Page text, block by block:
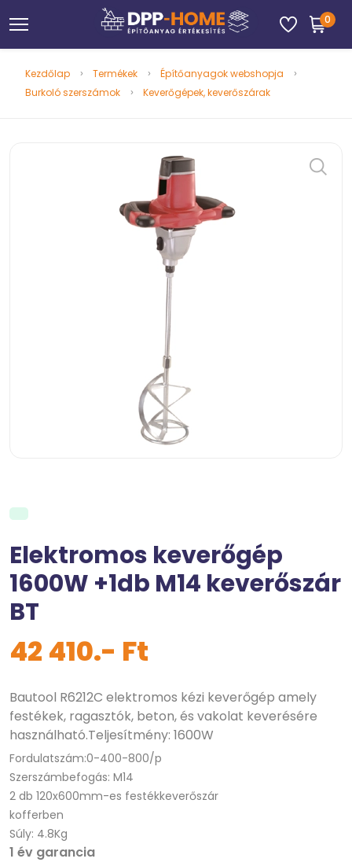
0
Kezdőlap Termékek
Építőanyagok webshopja
Burkoló szerszámok
Keverőgépek, keverőszárak
Elektromos keverőgép
1600W +1db M14 keverőszár
BT
42 410.- Ft
Bautool R6212C elektromos kézi keverőgép amely
festékek, ragasztók, beton, és vakolat keverésére
használható.Teljesítmény: 1600W
Fordulatszám:0-400-800/p
Szerszámbefogás: M14
2 db 120x600mm-es festékkeverőszár
kofferben
Súly: 4.8Kg
1 év garancia